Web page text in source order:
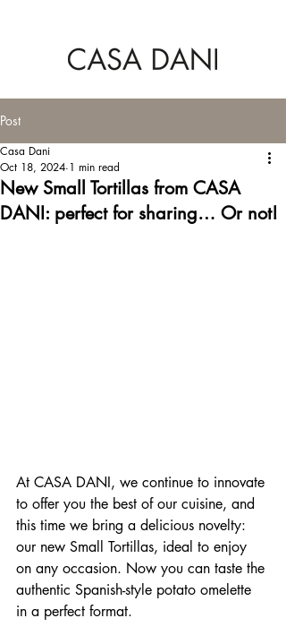
Post
New Small Tortillas from CASA
DANI: perfect for sharing… Or not!
Casa Dani
Oct 18, 2024 1 min read
At CASA DANI, we continue to innovate
to offer you the best of our cuisine, and
this time we bring a delicious novelty:
our new Small Tortillas, ideal to enjoy
on any occasion. Now you can taste the
authentic Spanish-style potato omelette
in a perfect format.